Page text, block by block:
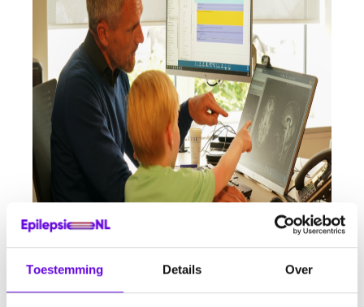
Toestemming Details Over